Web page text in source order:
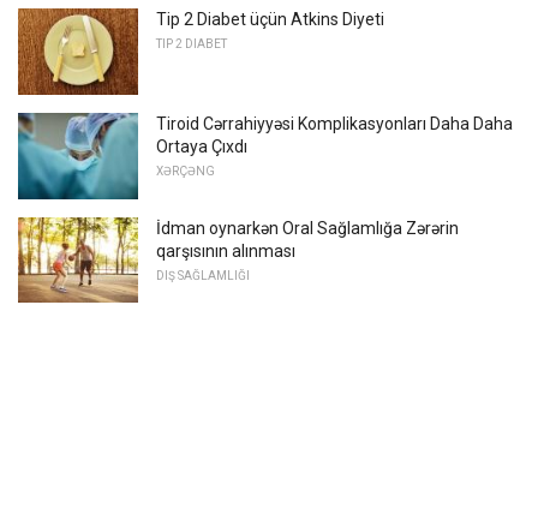
Tip 2 Diabet üçün Atkins Diyeti
TIP 2 DIABET
Tiroid Cərrahiyyəsi Komplikasyonları Daha Daha
Ortaya Çıxdı
XƏRÇƏNG
İdman oynarkən Oral Sağlamlığa Zərərin
qarşısının alınması
DIŞ SAĞLAMLIĞI